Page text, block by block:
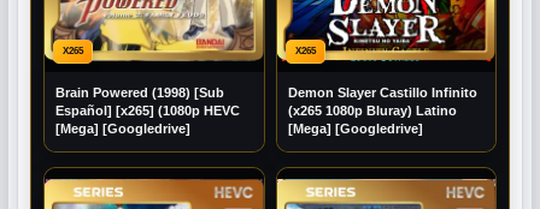
X265
Brain Powered (1998) [Sub
Español] [x265] (1080p HEVC
[Mega] [Googledrive]
X265
Demon Slayer Castillo Infinito
(x265 1080p Bluray) Latino
[Mega] [Googledrive]